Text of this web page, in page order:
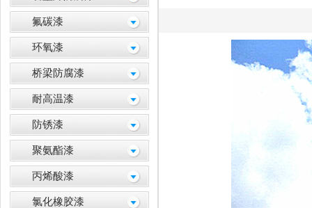
氟碳漆
环氧漆
桥梁防腐漆
耐高温漆
防锈漆
聚氨酯漆
丙烯酸漆
氯化橡胶漆